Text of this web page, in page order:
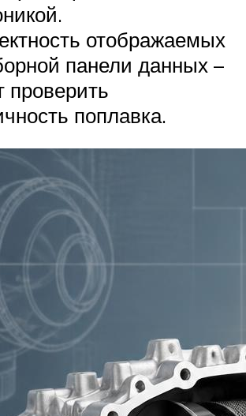
отображаемых
панели данных –
проверить
поплавка.